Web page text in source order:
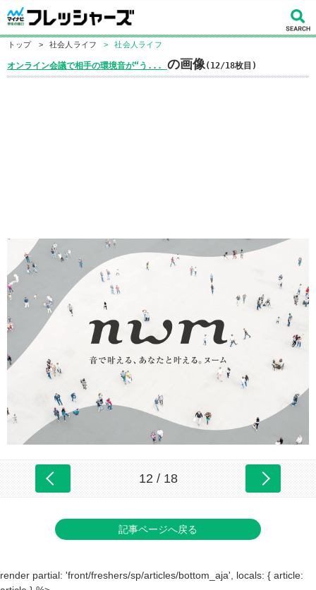
トップ > 社会人ライフ > 社会人ライフ
オンライン会議で相手の環境音が“う... の画像(12/18枚目)
12 / 18
記事ページへ戻る
render partial: 'front/freshers/sp/articles/bottom_aja', locals: { article: